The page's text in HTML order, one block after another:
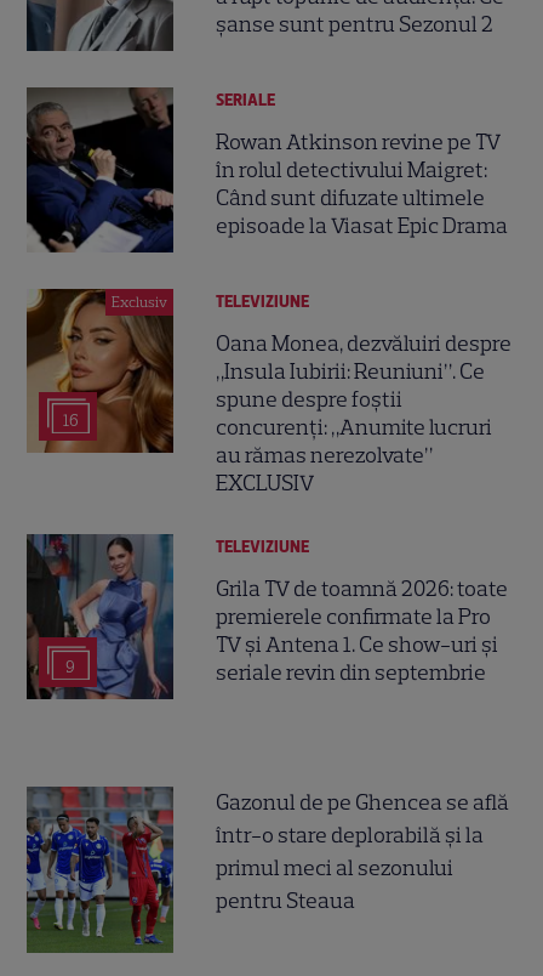
șanse sunt pentru Sezonul 2
SERIALE
Rowan Atkinson revine pe TV
în rolul detectivului Maigret:
Când sunt difuzate ultimele
episoade la Viasat Epic Drama
Exclusiv
16
TELEVIZIUNE
Oana Monea, dezvăluiri despre
„Insula Iubirii: Reuniuni”. Ce
spune despre foștii
concurenți: „Anumite lucruri
au rămas nerezolvate”
EXCLUSIV
9
TELEVIZIUNE
Grila TV de toamnă 2026: toate
premierele confirmate la Pro
TV și Antena 1. Ce show-uri și
seriale revin din septembrie
Gazonul de pe Ghencea se află
într-o stare deplorabilă și la
primul meci al sezonului
pentru Steaua